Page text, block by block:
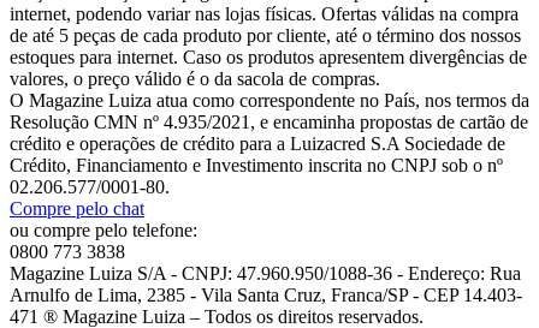
internet, podendo variar nas lojas físicas. Ofertas válidas na compra
de até 5 peças de cada produto por cliente, até o término dos nossos
estoques para internet. Caso os produtos apresentem divergências de
valores, o preço válido é o da sacola de compras.
O Magazine Luiza atua como correspondente no País, nos termos da
Resolução CMN nº 4.935/2021, e encaminha propostas de cartão de
crédito e operações de crédito para a Luizacred S.A Sociedade de
Crédito, Financiamento e Investimento inscrita no CNPJ sob o nº
02.206.577/0001-80.
Compre pelo chat
ou compre pelo telefone:
0800 773 3838
Magazine Luiza S/A - CNPJ: 47.960.950/1088-36 - Endereço: Rua
Arnulfo de Lima, 2385 - Vila Santa Cruz, Franca/SP - CEP 14.403-
471 ® Magazine Luiza – Todos os direitos reservados.